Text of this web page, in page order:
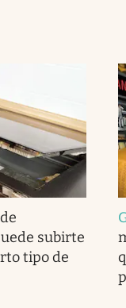
subirte
tipo de